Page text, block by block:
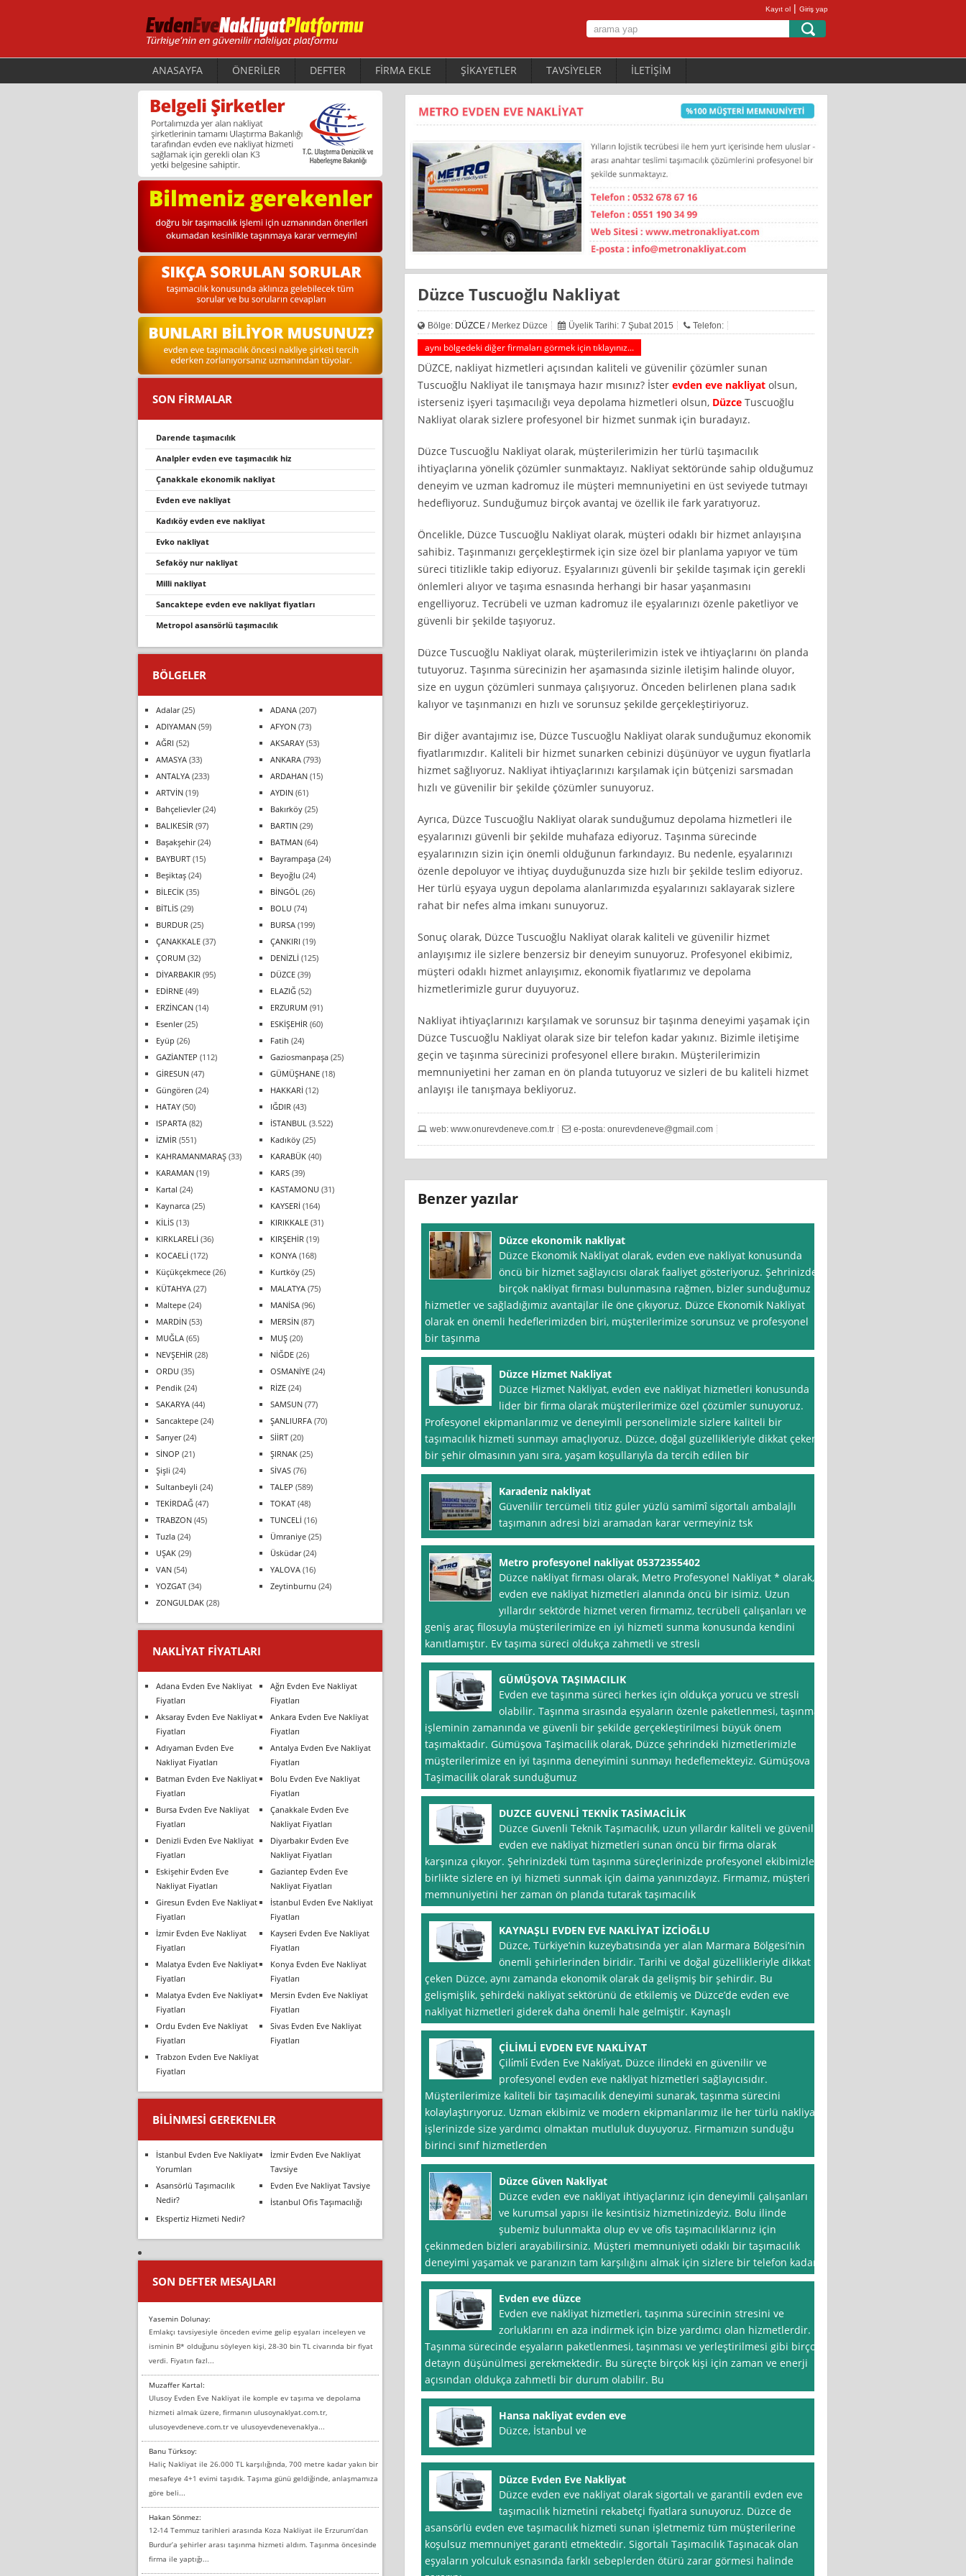
Kayıt ol | Giriş yap
ANASAYFA ÖNERİLER DEFTER FİRMA EKLE ŞİKAYETLER TAVSİYELER İLETİŞİM
Düzce Tuscuoğlu Nakliyat
Bölge: DÜZCE/ Merkez Düzce Üyelik Tarihi: 7 Şubat 2015 Telefon:
aynı bölgedeki diğer firmaları görmek için tıklayınız...
DÜZCE, nakliyat hizmetleri açısından kaliteli ve güvenilir çözümler sunan
Tuscuoğlu Nakliyat ile tanışmaya hazır mısınız? İster evden eve nakliyatolsun,
isterseniz işyeri taşımacılığı veya depolama hizmetleri olsun, DüzceTuscuoğlu
Nakliyat olarak sizlere profesyonel bir hizmet sunmak için buradayız.
Düzce Tuscuoğlu Nakliyat olarak, müşterilerimizin her türlü taşımacılık
ihtiyaçlarına yönelik çözümler sunmaktayız. Nakliyat sektöründe sahip olduğumuz
deneyim ve uzman kadromuz ile müşteri memnuniyetini en üst seviyede tutmayı
hedefliyoruz. Sunduğumuz birçok avantaj ve özellik ile fark yaratıyoruz.
Öncelikle, Düzce Tuscuoğlu Nakliyat olarak, müşteri odaklı bir hizmet anlayışına
sahibiz. Taşınmanızı gerçekleştirmek için size özel bir planlama yapıyor ve tüm
süreci titizlikle takip ediyoruz. Eşyalarınızı güvenli bir şekilde taşımak için gerekli
önlemleri alıyor ve taşıma esnasında herhangi bir hasar yaşanmasını
engelliyoruz. Tecrübeli ve uzman kadromuz ile eşyalarınızı özenle paketliyor ve
güvenli bir şekilde taşıyoruz.
Düzce Tuscuoğlu Nakliyat olarak, müşterilerimizin istek ve ihtiyaçlarını ön planda
tutuyoruz. Taşınma sürecinizin her aşamasında sizinle iletişim halinde oluyor,
size en uygun çözümleri sunmaya çalışıyoruz. Önceden belirlenen plana sadık
kalıyor ve taşınmanızı en hızlı ve sorunsuz şekilde gerçekleştiriyoruz.
Bir diğer avantajımız ise, Düzce Tuscuoğlu Nakliyat olarak sunduğumuz ekonomik
fiyatlarımızdır. Kaliteli bir hizmet sunarken cebinizi düşünüyor ve uygun fiyatlarla
hizmet sağlıyoruz. Nakliyat ihtiyaçlarınızı karşılamak için bütçenizi sarsmadan
hızlı ve güvenilir bir şekilde çözümler sunuyoruz.
Ayrıca, Düzce Tuscuoğlu Nakliyat olarak sunduğumuz depolama hizmetleri ile
eşyalarınızı güvenli bir şekilde muhafaza ediyoruz. Taşınma sürecinde
eşyalarınızın sizin için önemli olduğunun farkındayız. Bu nedenle, eşyalarınızı
özenle depoluyor ve ihtiyaç duyduğunuzda size hızlı bir şekilde teslim ediyoruz.
Her türlü eşyaya uygun depolama alanlarımızda eşyalarınızı saklayarak sizlere
rahat bir nefes alma imkanı sunuyoruz.
Sonuç olarak, Düzce Tuscuoğlu Nakliyat olarak kaliteli ve güvenilir hizmet
anlayışımız ile sizlere benzersiz bir deneyim sunuyoruz. Profesyonel ekibimiz,
müşteri odaklı hizmet anlayışımız, ekonomik fiyatlarımız ve depolama
hizmetlerimizle gurur duyuyoruz.
Nakliyat ihtiyaçlarınızı karşılamak ve sorunsuz bir taşınma deneyimi yaşamak için
Düzce Tuscuoğlu Nakliyat olarak size bir telefon kadar yakınız. Bizimle iletişime
geçin ve taşınma sürecinizi profesyonel ellere bırakın. Müşterilerimizin
memnuniyetini her zaman en ön planda tutuyoruz ve sizleri de bu kaliteli hizmet
anlayışı ile tanışmaya bekliyoruz.
web: www.onurevdeneve.com.tr e-posta: onurevdeneve@gmail.com
Benzer yazılar
Düzce ekonomik nakliyat
Düzce Ekonomik Nakliyat olarak, evden eve nakliyat konusunda
öncü bir hizmet sağlayıcısı olarak faaliyet gösteriyoruz. Şehrinizde
birçok nakliyat firması bulunmasına rağmen, bizler sunduğumuz
hizmetler ve sağladığımız avantajlar ile öne çıkıyoruz. Düzce Ekonomik Nakliyat
olarak en önemli hedeflerimizden biri, müşterilerimize sorunsuz ve profesyonel
bir taşınma
Düzce Hizmet Nakliyat
Düzce Hizmet Nakliyat, evden eve nakliyat hizmetleri konusunda
lider bir firma olarak müşterilerimize özel çözümler sunuyoruz.
Profesyonel ekipmanlarımız ve deneyimli personelimizle sizlere kaliteli bir
taşımacılık hizmeti sunmayı amaçlıyoruz. Düzce, doğal güzellikleriyle dikkat çeken
bir şehir olmasının yanı sıra, yaşam koşullarıyla da tercih edilen bir
Karadeniz nakliyat
Güvenilir tercümeli titiz güler yüzlü samimî sigortalı ambalajlı
taşımanın adresi bizi aramadan karar vermeyiniz tsk
Metro profesyonel nakliyat 05372355402
Düzce nakliyat firması olarak, Metro Profesyonel Nakliyat * olarak,
evden eve nakliyat hizmetleri alanında öncü bir isimiz. Uzun
yıllardır sektörde hizmet veren firmamız, tecrübeli çalışanları ve
geniş araç filosuyla müşterilerimize en iyi hizmeti sunma konusunda kendini
kanıtlamıştır. Ev taşıma süreci oldukça zahmetli ve stresli
GÜMÜŞOVA TAŞIMACILIK
Evden eve taşınma süreci herkes için oldukça yorucu ve stresli
olabilir. Taşınma sırasında eşyaların özenle paketlenmesi, taşınma
işleminin zamanında ve güvenli bir şekilde gerçekleştirilmesi büyük önem
taşımaktadır. Gümüşova Taşimacilik olarak, Düzce şehrindeki hizmetlerimizle
müşterilerimize en iyi taşınma deneyimini sunmayı hedeflemekteyiz. Gümüşova
Taşimacilik olarak sunduğumuz
DUZCE GUVENLİ TEKNİK TASİMACİLİK
Düzce Guvenli Teknik Taşımacılık, uzun yıllardır kaliteli ve güvenilir
evden eve nakliyat hizmetleri sunan öncü bir firma olarak
karşınıza çıkıyor. Şehrinizdeki tüm taşınma süreçlerinizde profesyonel ekibimizle
birlikte sizlere en iyi hizmeti sunmak için daima yanınızdayız. Firmamız, müşteri
memnuniyetini her zaman ön planda tutarak taşımacılık
KAYNAŞLI EVDEN EVE NAKLİYAT İZCİOĞLU
Düzce, Türkiye’nin kuzeybatısında yer alan Marmara Bölgesi’nin
önemli şehirlerinden biridir. Tarihi ve doğal güzellikleriyle dikkat
çeken Düzce, aynı zamanda ekonomik olarak da gelişmiş bir şehirdir. Bu
gelişmişlik, şehirdeki nakliyat sektörünü de etkilemiş ve Düzce’de evden eve
nakliyat hizmetleri giderek daha önemli hale gelmiştir. Kaynaşlı
ÇİLİMLİ EVDEN EVE NAKLİYAT
Çili̇mli̇ Evden Eve Nakli̇yat, Düzce ilindeki en güvenilir ve
profesyonel evden eve nakliyat hizmetleri sağlayıcısıdır.
Müşterilerimize kaliteli bir taşımacılık deneyimi sunarak, taşınma sürecini
kolaylaştırıyoruz. Uzman ekibimiz ve modern ekipmanlarımız ile her türlü nakliyat
işlerinizde size yardımcı olmaktan mutluluk duyuyoruz. Firmamızın sunduğu
birinci sınıf hizmetlerden
Düzce Güven Nakliyat
Düzce evden eve nakliyat ihtiyaçlarınız için deneyimli çalışanları
ve kurumsal yapısı ile kesintisiz hizmetinizdeyiz. Bolu ilinde
şubemiz bulunmakta olup ev ve ofis taşımacılıklarınız için
çekinmeden bizleri arayabilirsiniz. Müşteri memnuniyeti odaklı bir taşımacılık
deneyimi yaşamak ve paranızın tam karşılığını almak için sizlere bir telefon kadar
Evden eve düzce
Evden eve nakliyat hizmetleri, taşınma sürecinin stresini ve
zorluklarını en aza indirmek için bize yardımcı olan hizmetlerdir.
Taşınma sürecinde eşyaların paketlenmesi, taşınması ve yerleştirilmesi gibi birçok
detayın düşünülmesi gerekmektedir. Bu süreçte birçok kişi için zaman ve enerji
açısından oldukça zahmetli bir durum olabilir. Bu
Hansa nakliyat evden eve
Düzce, İstanbul ve
Düzce Evden Eve Nakliyat
Düzce evden eve nakliyat olarak sigortalı ve garantili evden eve
taşımacılık hizmetini rekabetçi fiyatlara sunuyoruz. Düzce de
asansörlü evden eve taşımacılık hizmeti sunan işletmemiz tüm müşterilerine
koşulsuz memnuniyet garanti etmektedir. Sigortalı Taşımacılık Taşınacak olan
eşyaların yolculuk esnasında farklı sebeplerden ötürü zarar görmesi halinde
SON FİRMALAR
darende taşimacilik
analpler evden eve taşımacılık hiz
çanakkale ekonomik nakliyat
evden eve nakliyat
kadıköy evden eve nakliyat
evko nakliyat
sefaköy nur nakli̇yat
milli nakliyat
sancaktepe evden eve nakliyat fiyatları
metropol asansörlü taşımacılık
BÖLGELER
Adalar(25) ADANA (207)
ADIYAMAN (59) AFYON (73)
AĞRI (52) AKSARAY (53)
AMASYA (33) ANKARA (793)
ANTALYA (233) ARDAHAN (15)
ARTVİN (19) AYDIN (61)
Bahçelievler(24) Bakırköy (25)
BALIKESİR (97) BARTIN (29)
Başakşehir(24) BATMAN (64)
BAYBURT (15) Bayrampaşa (24)
Beşiktaş (24) Beyoğlu (24)
BİLECİK (35) BİNGÖL (26)
BİTLİS (29) BOLU (74)
BURDUR (25) BURSA (199)
ÇANAKKALE (37) ÇANKIRI (19)
ÇORUM (32) DENİZLİ (125)
DİYARBAKIR (95) DÜZCE (39)
EDİRNE (49) ELAZIĞ (52)
ERZİNCAN (14) ERZURUM (91)
Esenler(25) ESKİŞEHİR (60)
Eyüp (26) Fatih (24)
GAZİANTEP (112) Gaziosmanpaşa (25)
GİRESUN (47) GÜMÜŞHANE (18)
Güngören (24) HAKKARİ (12)
HATAY (50) IĞDIR (43)
ISPARTA (82) İSTANBUL (3.522)
İZMİR (551) Kadıköy (25)
KAHRAMANMARAŞ (33) KARABÜK (40)
KARAMAN (19) KARS (39)
Kartal (24) KASTAMONU (31)
Kaynarca (25) KAYSERİ (164)
KİLİS (13) KIRIKKALE (31)
KIRKLARELİ (36) KIRŞEHİR (19)
KOCAELİ (172) KONYA (168)
Küçükçekmece (26) Kurtköy (25)
KÜTAHYA (27) MALATYA (75)
Maltepe (24) MANİSA (96)
MARDİN (53) MERSİN (87)
MUĞLA (65) MUŞ (20)
NEVŞEHİR (28) NİĞDE (26)
ORDU (35) OSMANİYE (24)
Pendik (24) RİZE (24)
SAKARYA (44) SAMSUN (77)
Sancaktepe (24) ŞANLIURFA (70)
Sarıyer(24) SİİRT (20)
SİNOP (21) ŞIRNAK (25)
Şişli (24) SİVAS (76)
Sultanbeyli (24) TALEP (589)
TEKİRDAĞ (47) TOKAT (48)
TRABZON (45) TUNCELİ (16)
Tuzla (24) Ümraniye (25)
UŞAK (29) Üsküdar(24)
VAN (54) YALOVA (16)
YOZGAT (34) Zeytinburnu (24)
ZONGULDAK (28)
NAKLIYAT FIYATLARI
Adana Evden Eve Nakliyat
Fiyatları
Ağrı Evden Eve Nakliyat
Fiyatları
Aksaray Evden Eve Nakliyat
Fiyatları
Ankara Evden Eve Nakliyat
Fiyatları
Adıyaman Evden Eve
Nakliyat Fiyatları
Antalya Evden Eve Nakliyat
Fiyatları
Batman Evden Eve Nakliyat
Fiyatları
Bolu Evden Eve Nakliyat
Fiyatları
Bursa Evden Eve Nakliyat
Fiyatları
Çanakkale Evden Eve
Nakliyat Fiyatları
Denizli Evden Eve Nakliyat
Fiyatları
Diyarbakır Evden Eve
Nakliyat Fiyatları
Eskişehir Evden Eve
Nakliyat Fiyatları
Gaziantep Evden Eve
Nakliyat Fiyatları
Giresun Evden Eve Nakliyat
Fiyatları
İstanbul Evden Eve Nakliyat
Fiyatları
İzmir Evden Eve Nakliyat
Fiyatları
Kayseri Evden Eve Nakliyat
Fiyatları
Malatya Evden Eve Nakliyat
Fiyatları
Konya Evden Eve Nakliyat
Fiyatları
Malatya Evden Eve Nakliyat
Fiyatları
Mersin Evden Eve Nakliyat
Fiyatları
Ordu Evden Eve Nakliyat
Fiyatları
Sivas Evden Eve Nakliyat
Fiyatları
Trabzon Evden Eve Nakliyat
Fiyatları
BILINMESI GEREKENLER
İstanbul Evden Eve Nakliyat
Yorumları
İzmir Evden Eve Nakliyat
Tavsiye
Asansörlü Taşımacılık
Nedir?
Evden Eve Nakliyat Tavsiye
İstanbul Ofis Taşımacılığı
Ekspertiz Hizmeti Nedir?
SON DEFTER MESAJLARI
Yasemin Dolunay:
Emlakçı tavsiyesiyle önceden evime gelip eşyaları inceleyen ve
isminin B* olduğunu söyleyen kişi, 28-30 bin TL civarında bir fiyat
verdi. Fiyatın fazl...
Muzaffer Kartal:
Ulusoy Evden Eve Nakliyat ile komple ev taşıma ve depolama
hizmeti almak üzere, firmanın ulusoynaklyat.com.tr,
ulusoyevdeneve.com.tr ve ulusoyevdenevenaklya...
Banu Türksoy:
Haliç Nakliyat ile 26.000 TL karşılığında, 700 metre kadar yakın bir
mesafeye 4+1 evimi taşıdık. Taşıma günü geldiğinde, anlaşmamıza
göre beli...
Hakan Sönmez:
12-14 Temmuz tarihleri arasında Koza Nakliyat ile Erzurum’dan
Burdur’a şehirler arası taşınma hizmeti aldım. Taşınma öncesinde
firma ile yaptığı...